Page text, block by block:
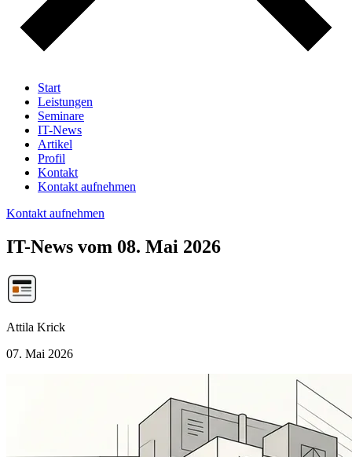
Start
Leistungen
Seminare
IT-News
Artikel
Profil
Kontakt
Kontakt aufnehmen
Kontakt aufnehmen
IT-News vom 08. Mai 2026
Attila Krick
07. Mai 2026